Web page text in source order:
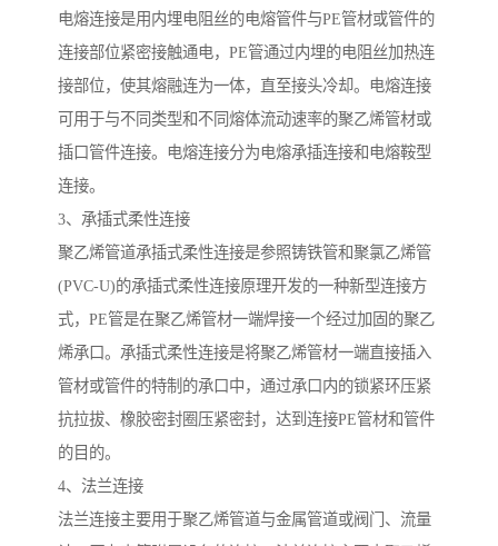
电熔连接是用内埋电阻丝的电熔管件与PE管材或管件的
连接部位紧密接触通电，PE管通过内埋的电阻丝加热连
接部位，使其熔融连为一体，直至接头冷却。电熔连接
可用于与不同类型和不同熔体流动速率的聚乙烯管材或
插口管件连接。电熔连接分为电熔承插连接和电熔鞍型
连接。
3、承插式柔性连接
聚乙烯管道承插式柔性连接是参照铸铁管和聚氯乙烯管
(PVC-U)的承插式柔性连接原理开发的一种新型连接方
式，PE管是在聚乙烯管材一端焊接一个经过加固的聚乙
烯承口。承插式柔性连接是将聚乙烯管材一端直接插入
管材或管件的特制的承口中，通过承口内的锁紧环压紧
抗拉拔、橡胶密封圈压紧密封，达到连接PE管材和管件
的目的。
4、法兰连接
法兰连接主要用于聚乙烯管道与金属管道或阀门、流量